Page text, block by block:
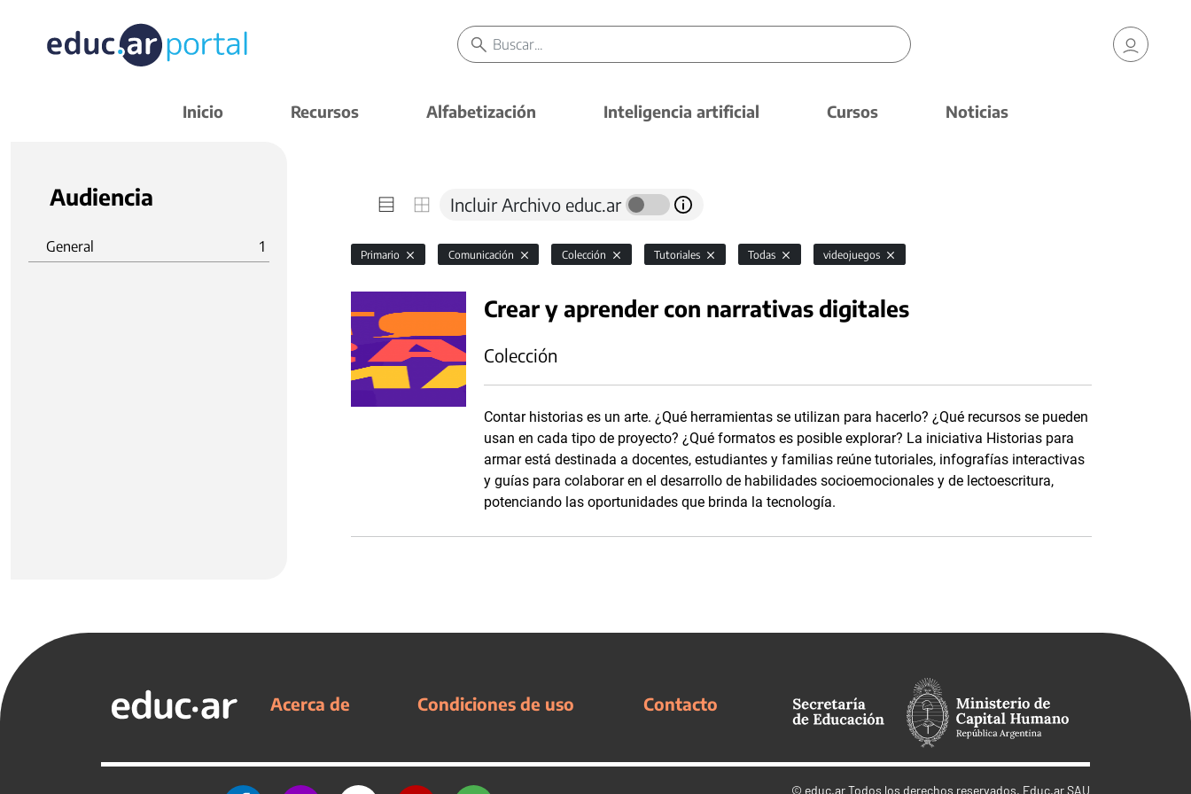
Inicio Recursos Alfabetización Inteligencia artificial Cursos Noticias
Audiencia
General 1
Incluir Archivo educ.ar
Primario Comunicación Colección Tutoriales Todas videojuegos
Crear y aprender con narrativas digitales
Colección
Contar historias es un arte. ¿Qué herramientas se utilizan para hacerlo? ¿Qué recursos se pueden
usan en cada tipo de proyecto? ¿Qué formatos es posible explorar? La iniciativa Historias para
armar está destinada a docentes, estudiantes y familias reúne tutoriales, infografías interactivas
y guías para colaborar en el desarrollo de habilidades socioemocionales y de lectoescritura,
potenciando las oportunidades que brinda la tecnología.
Acerca de Condiciones de uso Contacto
© educ.arTodos los derechos reservados. Educ.ar SAU